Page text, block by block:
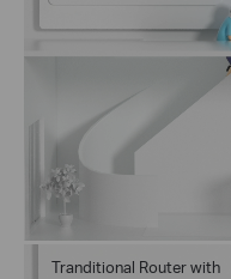
Tranditional Router with